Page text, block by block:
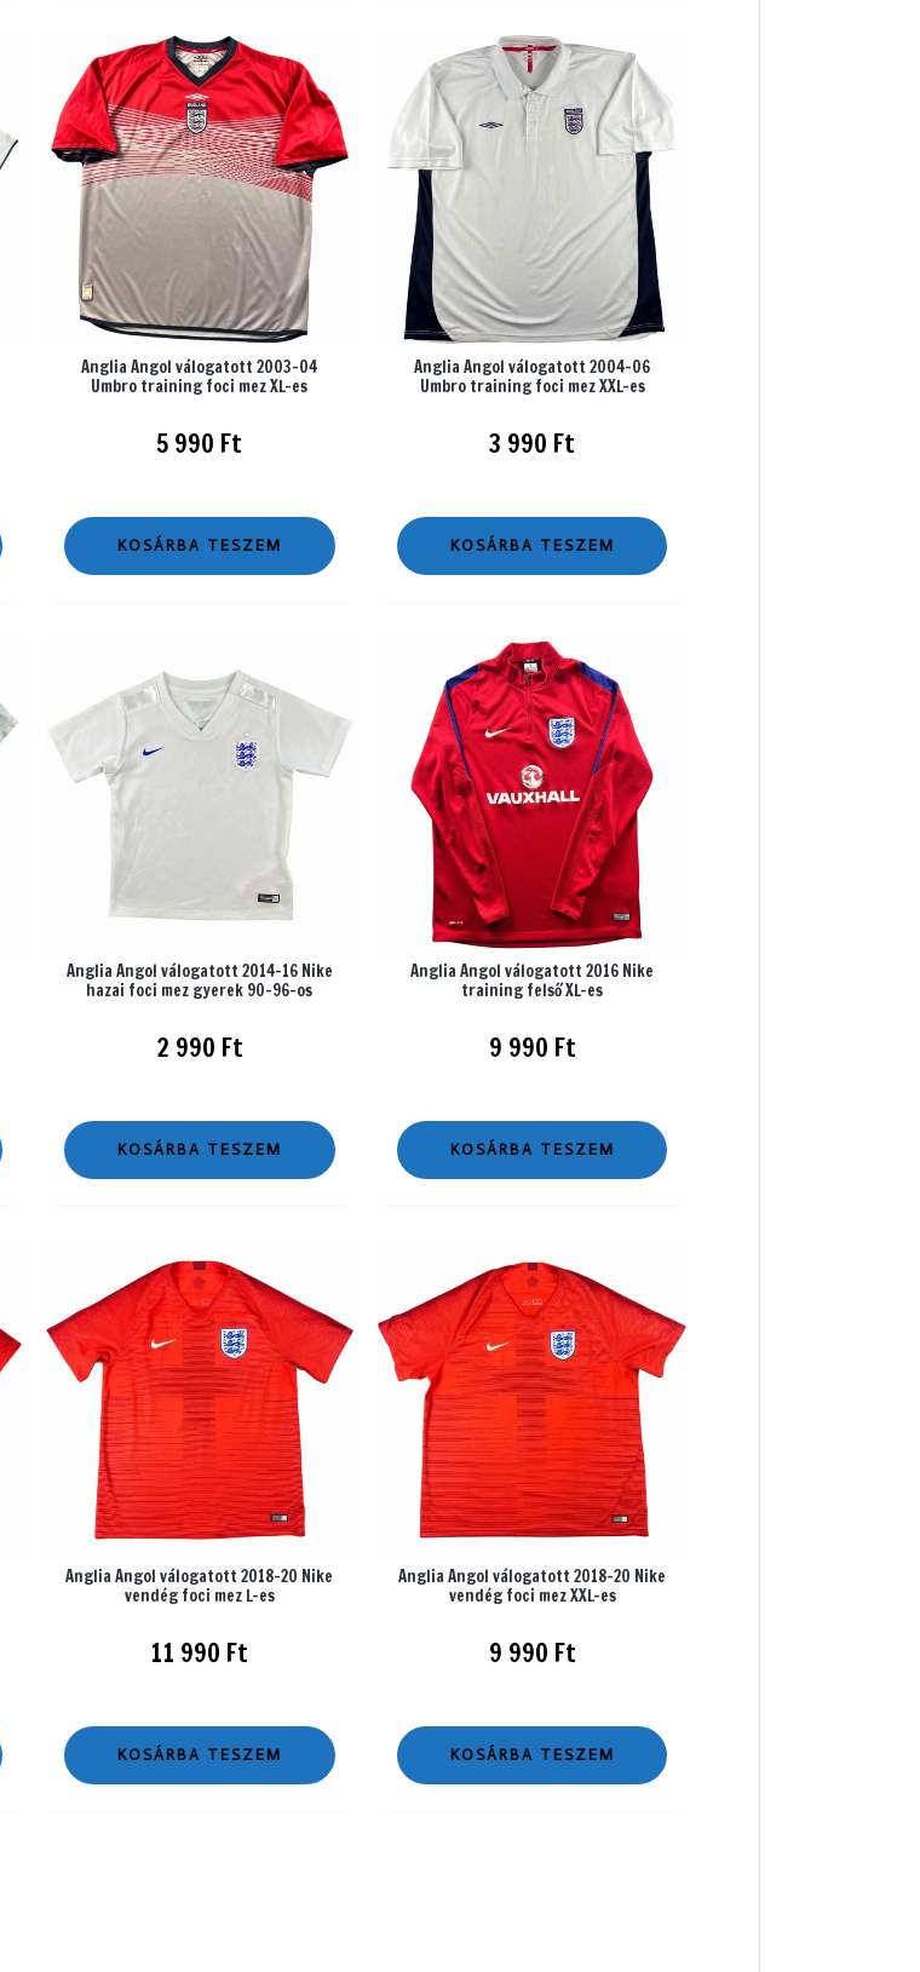
Anglia Angol válogatott 2003-04
Umbro training foci mez XL-es
5 990 Ft
KOSÁRBA TESZEM
Anglia Angol válogatott 2004-06
Umbro training foci mez XXL-es
3 990 Ft
KOSÁRBA TESZEM
Anglia Angol válogatott 2014-16 Nike
hazai foci mez gyerek 90-96-os
2 990 Ft
KOSÁRBA TESZEM
Anglia Angol válogatott 2016 Nike
training felső XL-es
9 990 Ft
KOSÁRBA TESZEM
Anglia Angol válogatott 2018-20 Nike
vendég foci mez L-es
11 990 Ft
KOSÁRBA TESZEM
Anglia Angol válogatott 2018-20 Nike
vendég foci mez XXL-es
9 990 Ft
KOSÁRBA TESZEM